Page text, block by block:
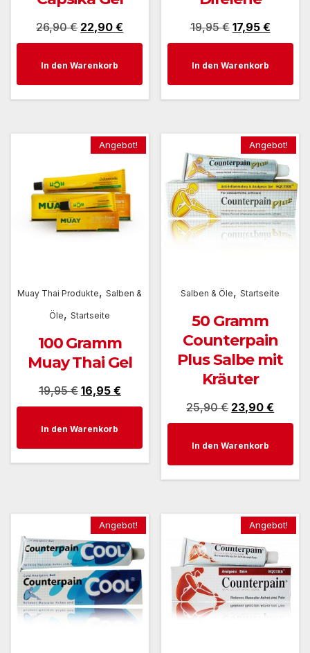
26,90€ Ursprünglicher
Preis
war:
26,90 €
22,90€
Preis
22,90 €.
In den Warenkorb
19,95€ Ursprünglicher
Preis
war:
19,95 €
17,95 €
Preis
17,95 €.
In den Warenkorb
Angebot!
Muay Thai Produkte,Salben &
Öle,Startseite
100 Gramm
Muay Thai Gel
19,95€ Ursprünglicher
Preis
war:
19,95 €
16,95 €Aktueller
Preis
16,95 €.
In den Warenkorb
Angebot!
Salben & Öle,Startseite
50 Gramm
Counterpain
Plus Salbe mit
Kräuter
25,90€ Ursprünglicher
Preis
war:
25,90 €
23,90€
Preis
23,90
In den Warenkorb
Angebot! Angebot!